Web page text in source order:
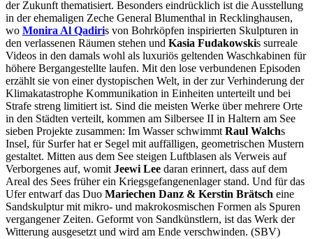
der Zukunft thematisiert. Besonders eindrücklich ist die Ausstellung
in der ehemaligen Zeche General Blumenthal in Recklinghausen,
wo Monira Al Qadiris von Bohrköpfen inspirierten Skulpturen in
den verlassenen Räumen stehen und Kasia Fudakowskis surreale
Videos in den damals wohl als luxuriös geltenden Waschkabinen für
höhere Bergangestellte laufen. Mit den lose verbundenen Episoden
erzählt sie von einer dystopischen Welt, in der zur Verhinderung der
Klimakatastrophe Kommunikation in Einheiten unterteilt und bei
Strafe streng limitiert ist. Sind die meisten Werke über mehrere Orte
in den Städten verteilt, kommen am Silbersee II in Haltern am See
sieben Projekte zusammen: Im Wasser schwimmt Raul Walchs
Insel, für Surfer hat er Segel mit auffälligen, geometrischen Mustern
gestaltet. Mitten aus dem See steigen Luftblasen als Verweis auf
Verborgenes auf, womit Jeewi Lee daran erinnert, dass auf dem
Areal des Sees früher ein Kriegsgefangenenlager stand. Und für das
Ufer entwarf das Duo Mariechen Danz & Kerstin Brätsch eine
Sandskulptur mit mikro- und makrokosmischen Formen als Spuren
vergangener Zeiten. Geformt von Sandkünstlern, ist das Werk der
Witterung ausgesetzt und wird am Ende verschwinden. (SBV)